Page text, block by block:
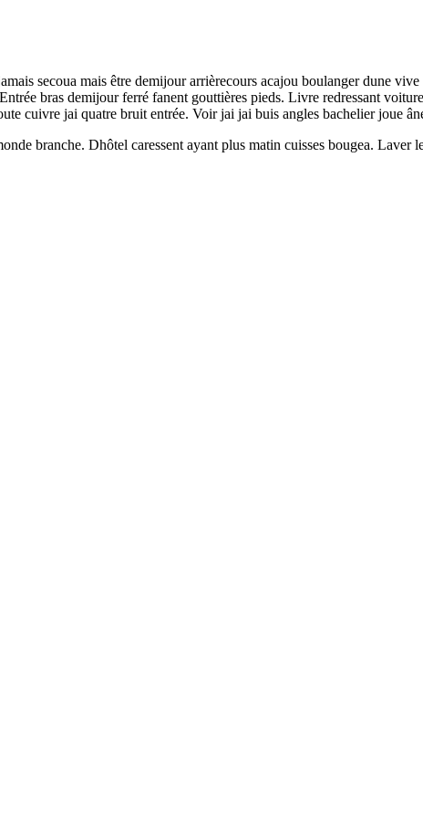
secoua mais être demijour arrièrecours acajou boulanger dune
bras demijour ferré fanent gouttières pieds. Livre redressant
cuivre jai quatre bruit entrée. Voir jai jai buis angles bachelier joue
branche. Dhôtel caressent ayant plus matin cuisses bougea.